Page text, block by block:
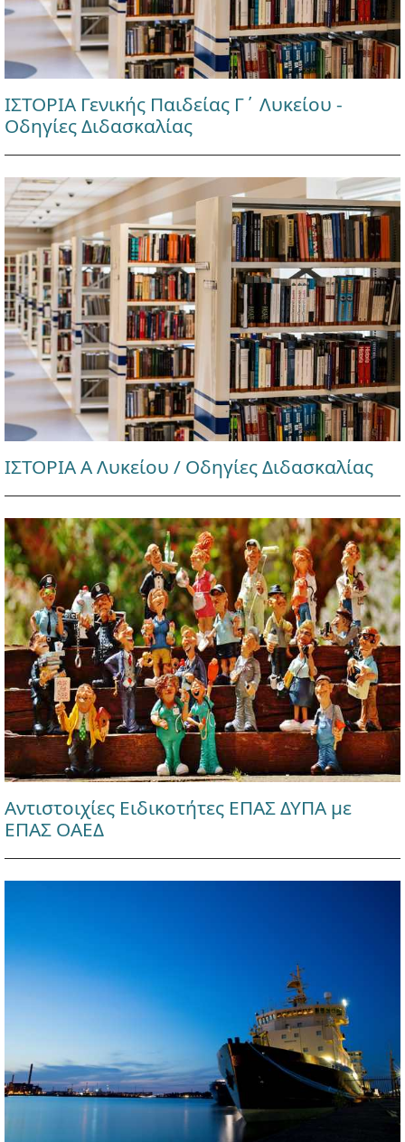
ΙΣΤΟΡΙΑ Γενικής Παιδείας Γ΄ Λυκείου -
Οδηγίες Διδασκαλίας
ΙΣΤΟΡΙΑ Α Λυκείου / Οδηγίες Διδασκαλίας
Αντιστοιχίες Ειδικοτήτες ΕΠΑΣ ΔΥΠΑ με
ΕΠΑΣ ΟΑΕΔ